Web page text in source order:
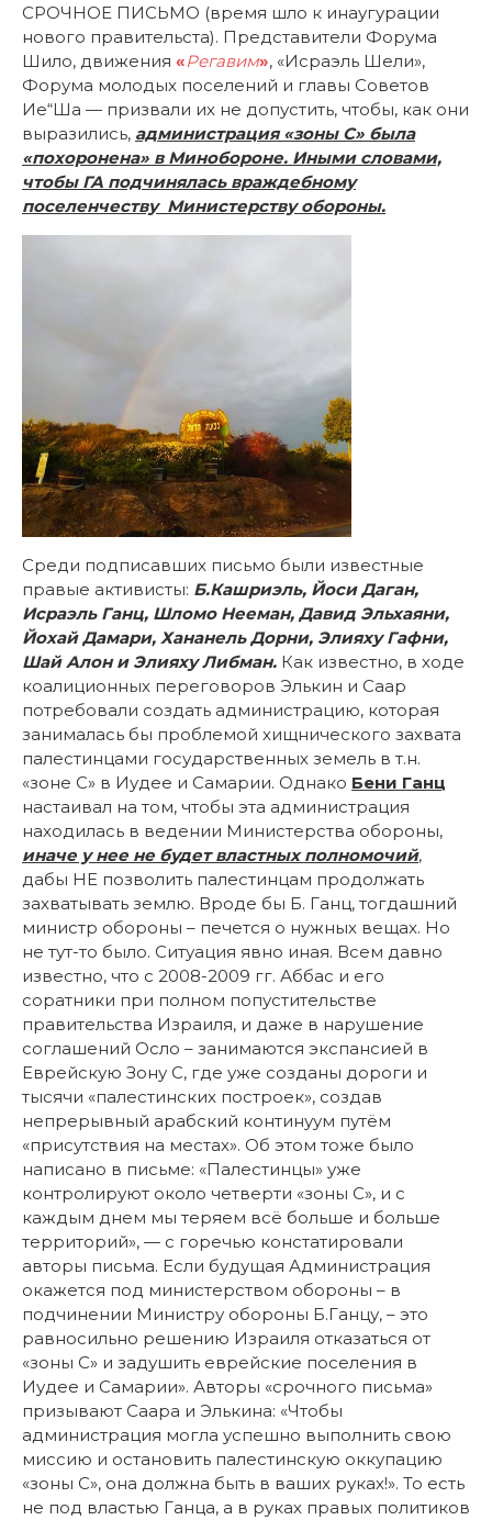
СРОЧНОЕ ПИСЬМО (время шло к инаугурации
нового правительста). Представители Форума
Шило, движения «Регавим», «Исраэль Шели»,
Форума молодых поселений и главы Советов
Ие“Ша — призвали их не допустить, чтобы, как они
выразились, администрация «зоны С» была
«похоронена» в Минобороне. Иными словами,
чтобы ГА подчинялась враждебному
поселенчеству Министерству обороны.
Среди подписавших письмо были известные
правые активисты: Б.Кашриэль, Йоси Даган,
Исраэль Ганц, Шломо Нееман, Давид Эльхаяни,
Йохай Дамари, Хананель Дорни, Элияху Гафни,
Шай Алон и Элияху Либман. Как известно, в ходе
коалиционных переговоров Элькин и Саар
потребовали создать администрацию, которая
занималась бы проблемой хищнического захвата
палестинцами государственных земель в т.н.
«зоне C» в Иудее и Самарии. Однако Бени Ганц
настаивал на том, чтобы эта администрация
находилась в ведении Министерства обороны,
иначе у нее не будет властных полномочий,
дабы НЕ позволить палестинцам продолжать
захватывать землю. Вроде бы Б. Ганц, тогдашний
министр обороны – печется о нужных вещах. Но
не тут-то было. Ситуация явно иная. Всем давно
известно, что с 2008-2009 гг. Аббас и его
соратники при полном попустительстве
правительства Израиля, и даже в нарушение
соглашений Осло – занимаются экспансией в
Еврейскую Зону С, где уже созданы дороги и
тысячи «палестинских построек», создав
непрерывный арабский континуум путём
«присутствия на местах». Об этом тоже было
написано в письме: «Палестинцы» уже
контролируют около четверти «зоны C», и с
каждым днем ​​мы теряем всё больше и больше
территорий», — с горечью констатировали
авторы письма. Если будущая Администрация
окажется под министерством обороны – в
подчинении Министру обороны Б.Ганцу, – это
равносильно решению Израиля отказаться от
«зоны C» и задушить еврейские поселения в
Иудее и Самарии». Авторы «срочного письма»
призывают Саара и Элькина: «Чтобы
администрация могла успешно выполнить свою
миссию и остановить палестинскую оккупацию
«зоны C», она должна быть в ваших руках!». То есть
не под властью Ганца, а в руках правых политиков